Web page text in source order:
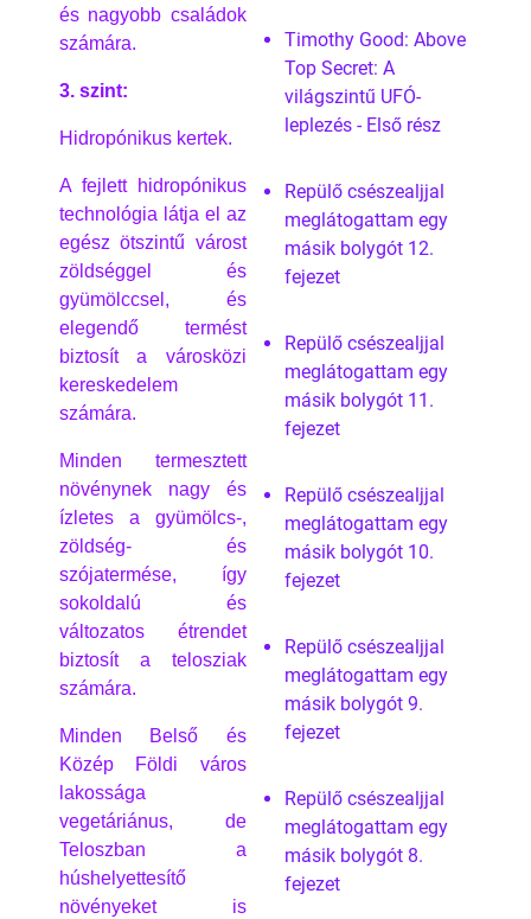
és nagyobb családok
számára.
3. szint:
Hidropónikus kertek.
A fejlett hidropónikus
technológia látja el az
egész ötszintű várost
zöldséggel és
gyümölccsel, és
elegendő termést
biztosít a városközi
kereskedelem
számára.
Minden termesztett
növénynek nagy és
ízletes a gyümölcs-,
zöldség- és
szójatermése, így
sokoldalú és
változatos étrendet
biztosít a telosziak
számára.
Minden Belső és
Közép Földi város
lakossága
vegetáriánus, de
Teloszban a
húshelyettesítő
növényeket is
Timothy Good: Above
Top Secret: A
világszintű UFÓ-
leplezés - Első rész
Repülő csészealjjal
meglátogattam egy
másik bolygót 12.
fejezet
Repülő csészealjjal
meglátogattam egy
másik bolygót 11.
fejezet
Repülő csészealjjal
meglátogattam egy
másik bolygót 10.
fejezet
Repülő csészealjjal
meglátogattam egy
másik bolygót 9.
fejezet
Repülő csészealjjal
meglátogattam egy
másik bolygót 8.
fejezet